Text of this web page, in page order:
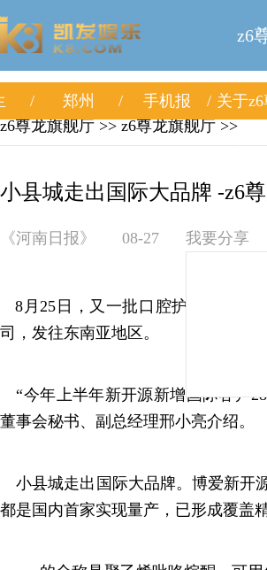
z6
郑州 手机报 关于
z6尊龙旗舰厅 >> z6尊龙旗舰厅 >>
小县城走出国际大品牌 -z6
《河南日报》 08-27 我要分享
8月25日，又一批口腔护理高端原
司，发往东南亚地区。
“今年上半年新开源新增国际客户
董事会秘书、副总经理邢小亮介绍。
小县城走出国际大品牌。博爱新开
都是国内首家实现量产，已形成覆盖